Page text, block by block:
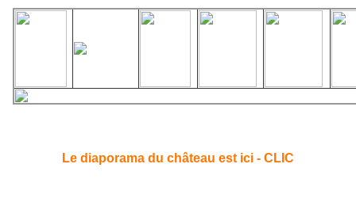
Le diaporama du château est ici - CLIC